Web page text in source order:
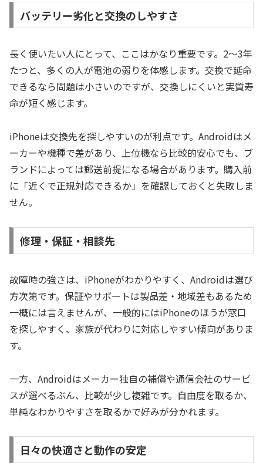
バッテリー劣化と交換のしやすさ
長く使いたい人にとって、ここはかなり重要です。2〜3年
たつと、多くの人が電池の弱りを体感します。交換で延命
できるなら問題は小さいのですが、交換しにくいと実質寿
命が短く感じます。
iPhoneは交換先を探しやすいのが利点です。Androidはメ
ーカーや機種で差があり、上位機なら比較的安心でも、ブ
ランドによっては郵送前提になる場合があります。購入前
に「近くで正規対応できるか」を確認しておくと失敗しま
せん。
修理・保証・相談先
故障時の強さは、iPhoneがわかりやすく、Androidは選び
方次第です。保証やサポートは製品差・地域差もあるため
一概には言えませんが、一般的にはiPhoneのほうが窓口
を探しやすく、家族が代わりに対応しやすい傾向がありま
す。
一方、Androidはメーカー独自の補償や通信会社のサービ
スが選べるぶん、比較が少し複雑です。自由度を取るか、
単純なわかりやすさを取るかで好みが分かれます。
日々の快適さと動作の安定